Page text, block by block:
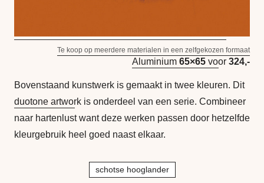
Te koop op meerdere materialen in een zelfgekozen formaat
Aluminium 65×65 voor 324,-
Bovenstaand kunstwerk is gemaakt in twee kleuren. Dit
duotone artwork is onderdeel van een serie. Combineer
naar hartenlust want deze werken passen door hetzelfde
kleurgebruik heel goed naast elkaar.
schotse hooglander